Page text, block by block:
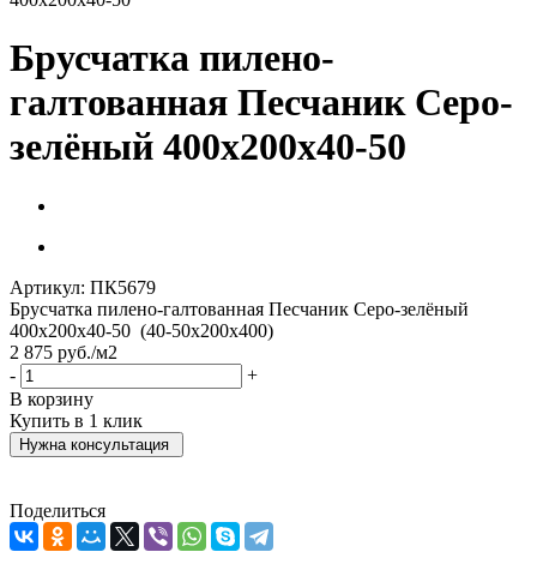
Брусчатка пилено-
галтованная Песчаник Серо-
зелёный 400х200х40-50
Артикул: ПК5679
Брусчатка пилено-галтованная Песчаник Серо-зелёный
400х200х40-50 (40-50х200х400)
2 875 руб./м2
-
+
В корзину
Купить в 1 клик
Нужна консультация
Поделиться